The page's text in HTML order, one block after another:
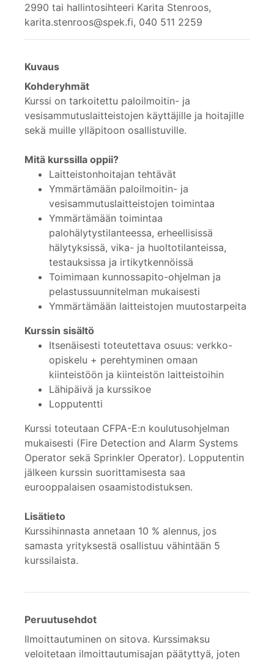
2990 tai hallintosihteeri Karita Stenroos,
karita.stenroos@spek.fi, 040 511 2259
Kuvaus
Kohderyhmät
Kurssi on tarkoitettu paloilmoitin- ja
vesisammutuslaitteistojen käyttäjille ja hoitajille
sekä muille ylläpitoon osallistuville.
Mitä kurssilla oppii?
Laitteistonhoitajan tehtävät
Ymmärtämään paloilmoitin- ja
vesisammutuslaitteistojen toimintaa
Ymmärtämään toimintaa
palohälytystilanteessa, erheellisissä
hälytyksissä, vika- ja huoltotilanteissa,
testauksissa ja irtikytkennöissä
Toimimaan kunnossapito-ohjelman ja
pelastussuunnitelman mukaisesti
Ymmärtämään laitteistojen muutostarpeita
Kurssin sisältö
Itsenäisesti toteutettava osuus: verkko-
opiskelu + perehtyminen omaan
kiinteistöön ja kiinteistön laitteistoihin
Lähipäivä ja kurssikoe
Lopputentti
Kurssi toteutaan CFPA-E:n koulutusohjelman
mukaisesti (Fire Detection and Alarm Systems
Operator sekä Sprinkler Operator). Lopputentin
jälkeen kurssin suorittamisesta saa
eurooppalaisen osaamistodistuksen.
Lisätieto
Kurssihinnasta annetaan 10 % alennus, jos
samasta yrityksestä osallistuu vähintään 5
kurssilaista.
Peruutusehdot
Ilmoittautuminen on sitova. Kurssimaksu
veloitetaan ilmoittautumisajan päätyttyä, joten